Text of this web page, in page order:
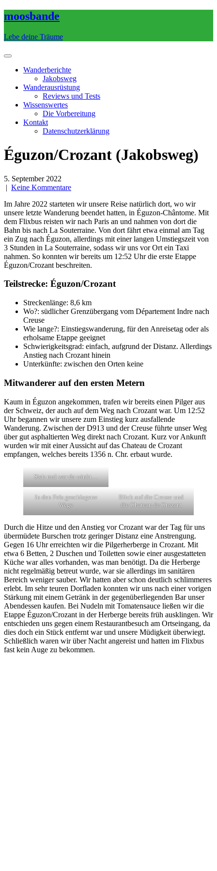
Skip
to
moosbande
Lebe deine Träume
Wanderberichte
Jakobsweg
Wanderausrüstung
Reviews und Tests
Wissenswertes
Die Vorbereitung
Kontakt
Datenschutzerklärung
Éguzon/Crozant (Jakobsweg)
5. September 2022
| Keine Kommentare
Im Jahre 2022 starteten wir unsere Reise natürlich dort, wo wir
unsere letzte Wanderung beendet hatten, in Éguzon-Chântome. Mit
dem Flixbus reisten wir nach Paris an und nahmen von dort die
Bahn bis nach La Souterraine. Von dort fährt etwa einmal am Tag
ein Zug nach Éguzon, allerdings mit einer langen Umstiegszeit von
3 Stunden in La Souterraine, sodass wir uns vor Ort ein Taxi
nahmen. So konnten wir bereits um 12:52 Uhr die erste Etappe
Éguzon/Crozant beschreiten.
Teilstrecke: Éguzon/Crozant
Streckenlänge: 8,6 km
Wo?: südlicher Grenzübergang vom Département Indre nach
Creuse
Wie lange?: Einstiegswanderung, für den Anreisetag oder als
erholsame Etappe geeignet
Schwierigkeitsgrad: einfach, aufgrund der Distanz. Allerdings
Anstieg nach Crozant hinein
Unterkünfte: zwischen den Orten keine
Mitwanderer auf den ersten Metern
Kaum in Éguzon angekommen, trafen wir bereits einen Pilger aus
der Schweiz, der auch auf dem Weg nach Crozant war. Um 12:52
Uhr begannen wir unsere zum Einstieg kurz ausfallende
Wanderung. Zwischen der D913 und der Creuse führte unser Weg
über gut asphaltierten Weg direkt nach Crozant. Kurz vor Ankunft
wurden wir mit einer Aussicht auf das Chateau de Crozant
empfangen, welches bereits 1356 n. Chr. erbaut wurde.
Sieh mal wer da winkt…
In den Fels geschlagene
Wege
Blick auf die Creuse und
die Chateau de Crozant
Durch die Hitze und den Anstieg vor Crozant war der Tag für uns
übermüdete Burschen trotz geringer Distanz eine Anstrengung.
Gegen 16 Uhr erreichten wir die Pilgerherberge in Crozant. Mit
etwa 6 Betten, 2 Duschen und Toiletten sowie einer ausgestatteten
Küche war alles vorhanden, was man benötigt. Da die Herberge
nicht regelmäßig betreut wurde, war sie allerdings im sanitären
Bereich weniger sauber. Wir hatten aber schon deutlich schlimmeres
erlebt. Im sehr teuren Dorfladen konnten wir uns nach einer vorigen
Stärkung mit einem Getränk in der gegenüberliegenden Bar unser
Abendessen kaufen. Bei Nudeln mit Tomatensauce ließen wir die
Etappe Éguzon/Crozant in der Herberge bereits früh ausklingen. Wir
entschieden uns gegen einem Restaurantbesuch am Ortseingang, da
dies doch ein Stück entfernt war und unsere Müdigkeit überwiegt.
Schließlich waren wir über Nacht angereist und hatten im Flixbus
fast kein Auge zu bekommen.